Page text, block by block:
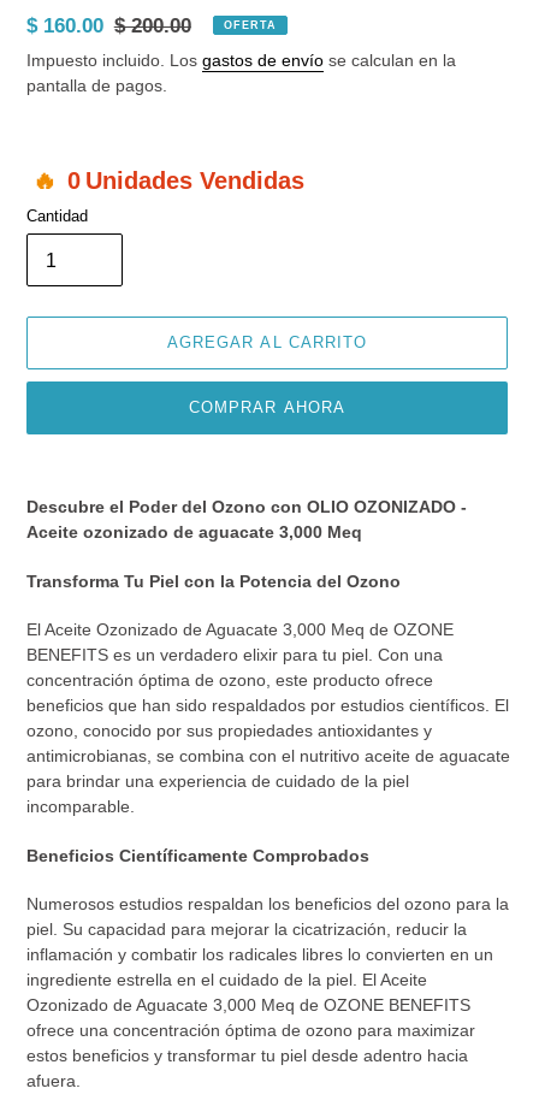
Precio
de
venta
$ 160.00 Precio
habitual
$ 200.00 OFERTA
Impuesto incluido. Los gastos de envío se calculan en la
pantalla de pagos.
0 Unidades Vendidas
Cantidad
AGREGAR AL CARRITO
COMPRAR AHORA
tu
de
compra
Descubre el Poder del Ozono con OLIO OZONIZADO -
Aceite ozonizado de aguacate 3,000 Meq
Transforma Tu Piel con la Potencia del Ozono
El Aceite Ozonizado de Aguacate 3,000 Meq de OZONE
BENEFITS es un verdadero elixir para tu piel. Con una
concentración óptima de ozono, este producto ofrece
beneficios que han sido respaldados por estudios científicos. El
ozono, conocido por sus propiedades antioxidantes y
antimicrobianas, se combina con el nutritivo aceite de aguacate
para brindar una experiencia de cuidado de la piel
incomparable.
Beneficios Científicamente Comprobados
Numerosos estudios respaldan los beneficios del ozono para la
piel. Su capacidad para mejorar la cicatrización, reducir la
inflamación y combatir los radicales libres lo convierten en un
ingrediente estrella en el cuidado de la piel. El Aceite
Ozonizado de Aguacate 3,000 Meq de OZONE BENEFITS
ofrece una concentración óptima de ozono para maximizar
estos beneficios y transformar tu piel desde adentro hacia
afuera.